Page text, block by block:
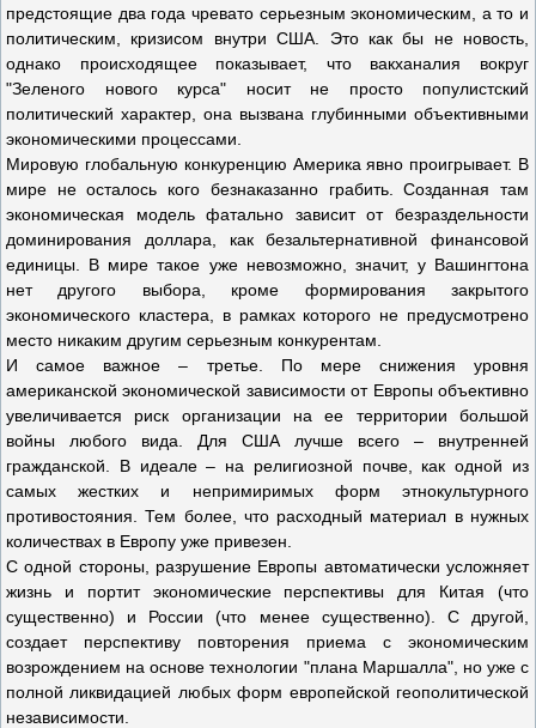
предстоящие два года чревато серьезным экономическим, а то и
политическим, кризисом внутри США. Это как бы не новость,
однако происходящее показывает, что вакханалия вокруг
"Зеленого нового курса" носит не просто популистский
политический характер, она вызвана глубинными объективными
экономическими процессами.
Мировую глобальную конкуренцию Америка явно проигрывает. В
мире не осталось кого безнаказанно грабить. Созданная там
экономическая модель фатально зависит от безраздельности
доминирования доллара, как безальтернативной финансовой
единицы. В мире такое уже невозможно, значит, у Вашингтона
нет другого выбора, кроме формирования закрытого
экономического кластера, в рамках которого не предусмотрено
место никаким другим серьезным конкурентам.
И самое важное – третье. По мере снижения уровня
американской экономической зависимости от Европы объективно
увеличивается риск организации на ее территории большой
войны любого вида. Для США лучше всего – внутренней
гражданской. В идеале – на религиозной почве, как одной из
самых жестких и непримиримых форм этнокультурного
противостояния. Тем более, что расходный материал в нужных
количествах в Европу уже привезен.
С одной стороны, разрушение Европы автоматически усложняет
жизнь и портит экономические перспективы для Китая (что
существенно) и России (что менее существенно). С другой,
создает перспективу повторения приема с экономическим
возрождением на основе технологии "плана Маршалла", но уже с
полной ликвидацией любых форм европейской геополитической
независимости.